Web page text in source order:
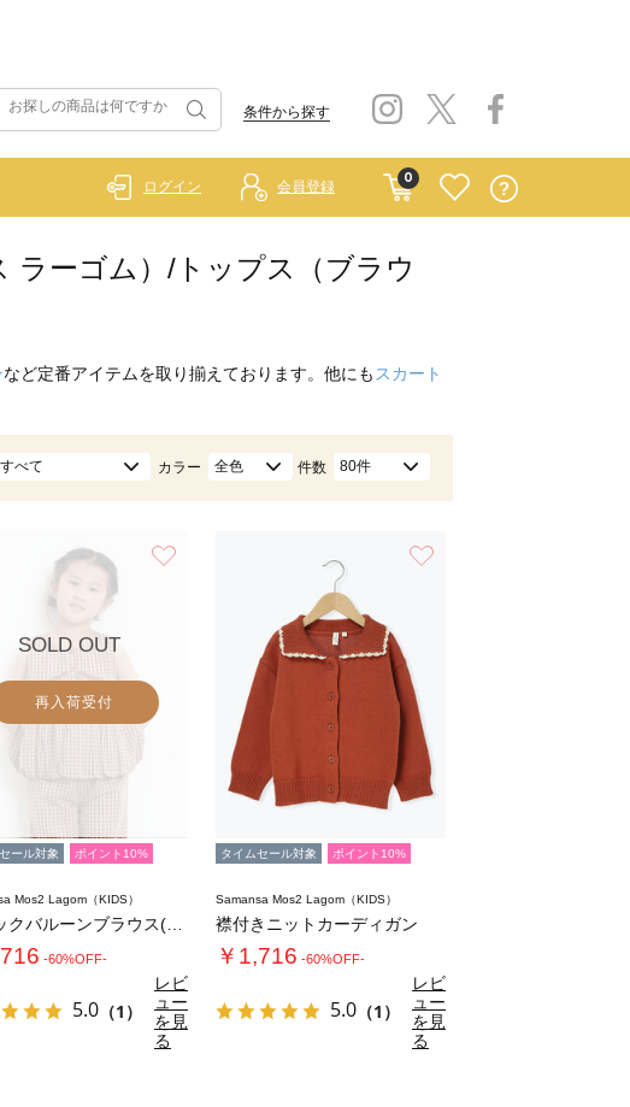
条件から探す
0
ログイン 会員登録
ラーゴム）/トップス（ブラウ
など定番アイテムを取り揃えております。他にも スカート
すべて カラー 全色 件数 80件
SOLD OUT
再入荷受付
ール対象 ポイント10%
Mos2 Lagom（KIDS）
-60%OFF-
5.0 （1）
レビ
ュー
を見
る
タイムセール対象 ポイント10%
Samansa Mos2 Lagom（KIDS）
襟付きニットカーディガン
￥1,716 -60%OFF-
5.0 （1）
レビ
ュー
を見
る